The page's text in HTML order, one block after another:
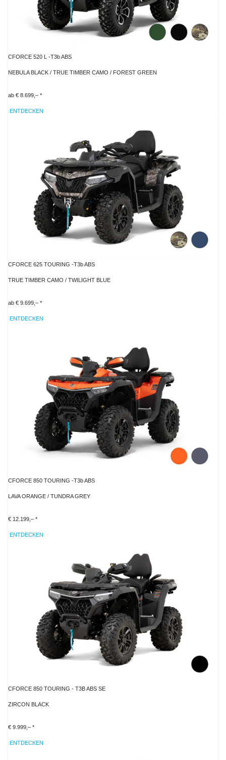
CFORCE 520 L -T3b ABS
NEBULA BLACK / TRUE TIMBER CAMO / FOREST GREEN
ab € 8.699,– *
ENTDECKEN
CFORCE 625 TOURING -T3b ABS
TRUE TIMBER CAMO / TWILIGHT BLUE
ab € 9.699,– *
ENTDECKEN
CFORCE 850 TOURING -T3b ABS
LAVA ORANGE / TUNDRA GREY
€ 12.199,– *
ENTDECKEN
CFORCE 850 TOURING - T3B ABS SE
ZIRCON BLACK
€ 9.999,– *
ENTDECKEN